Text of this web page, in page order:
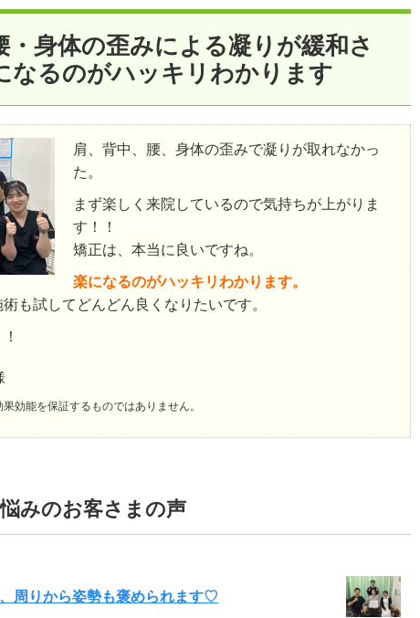
・身体の歪みによる凝りが緩和さ
なるのがハッキリわかります
肩、背中、腰、身体の歪みで凝りが取れなかっ
た。
まず楽しく来院しているので気持ちが上がりま
す！！
矯正は、本当に良いですね。
楽になるのがハッキリわかります。
も試してどんどん良くなりたいです。
効能を保証するものではありません。
みのお客さまの声
周りから姿勢も褒められます♡